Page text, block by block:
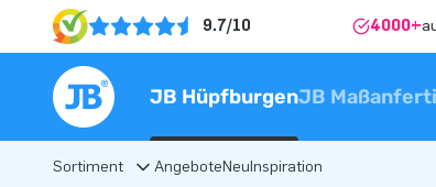
9.7/10 4000+
JB HüpfburgenJB
Sortiment AngeboteNeuInspiration